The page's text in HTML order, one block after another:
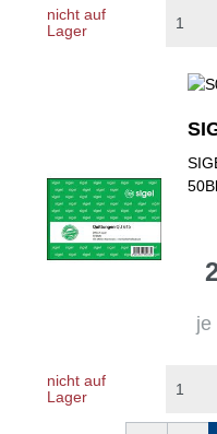
nicht auf
Lager
je
nicht auf
Lager